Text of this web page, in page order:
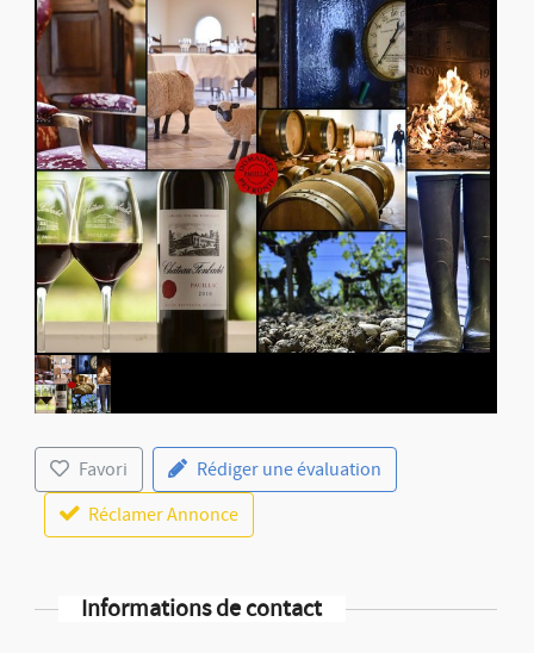
Favori
Rédiger une évaluation
Réclamer Annonce
Informations de contact